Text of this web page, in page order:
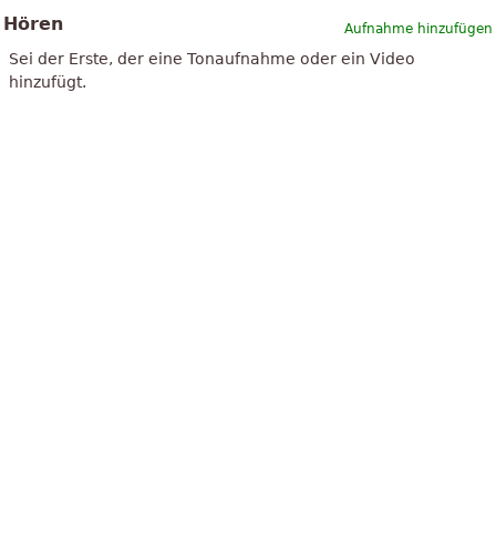
Aufnahme hinzufügen
Hören
Sei der Erste, der eine Tonaufnahme oder ein Video
hinzufügt.